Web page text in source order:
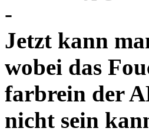
-
Jetzt kann
wobei das
farbrein der
nicht sein